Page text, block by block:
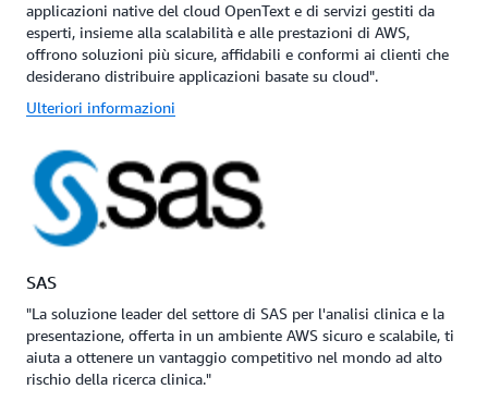
applicazioni native del cloud OpenText e di servizi gestiti da
esperti, insieme alla scalabilità e alle prestazioni di AWS,
offrono soluzioni più sicure, affidabili e conformi ai clienti che
desiderano distribuire applicazioni basate su cloud".
Ulteriori informazioni
SAS
"La soluzione leader del settore di SAS per l'analisi clinica e la
presentazione, offerta in un ambiente AWS sicuro e scalabile, ti
aiuta a ottenere un vantaggio competitivo nel mondo ad alto
rischio della ricerca clinica."